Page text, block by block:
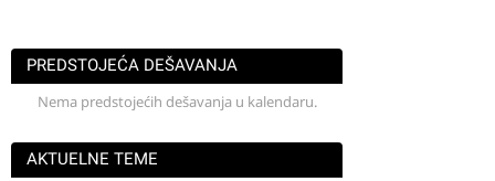
PREDSTOJEĆA DEŠAVANJA
Nema predstojećih dešavanja u kalendaru.
AKTUELNE TEME